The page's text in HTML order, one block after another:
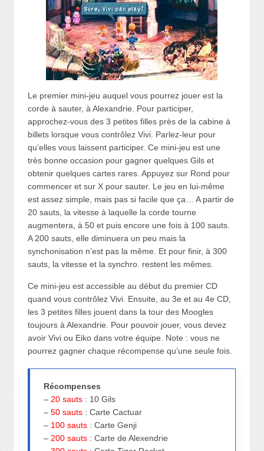
Le premier mini-jeu auquel vous pourrez jouer est la
corde à sauter, à Alexandrie. Pour participer,
approchez-vous des 3 petites filles près de la cabine à
billets lorsque vous contrôlez Vivi. Parlez-leur pour
qu’elles vous laissent participer. Ce mini-jeu est une
très bonne occasion pour gagner quelques Gils et
obtenir quelques cartes rares. Appuyez sur Rond pour
commencer et sur X pour sauter. Le jeu en lui-même
est assez simple, mais pas si facile que ça… A partir de
20 sauts, la vitesse à laquelle la corde tourne
augmentera, à 50 et puis encore une fois à 100 sauts.
A 200 sauts, elle diminuera un peu mais la
synchonisation n’est pas la même. Et pour finir, à 300
sauts, la vitesse et la synchro. restent les mêmes.
Ce mini-jeu est accessible au début du premier CD
quand vous contrôlez Vivi. Ensuite, au 3e et au 4e CD,
les 3 petites filles jouent dans la tour des Moogles
toujours à Alexandrie. Pour pouvoir jouer, vous devez
avoir Vivi ou Eiko dans votre équipe. Note : vous ne
pourrez gagner chaque récompense qu’une seule fois.
Récompenses
–20 sauts : 10 Gils
–50 sauts : Carte Cactuar
– 100 sauts : Carte Genji
–200 sauts : Carte de Alexendrie